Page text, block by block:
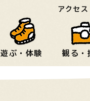
アクセス
遊ぶ・体験 観る・